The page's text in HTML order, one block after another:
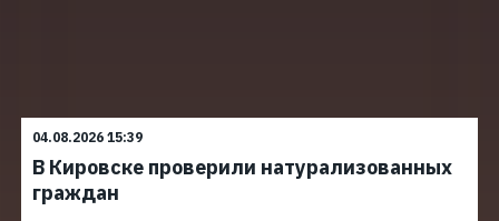
04.08.2026 15:39
В Кировске проверили натурализованных
граждан